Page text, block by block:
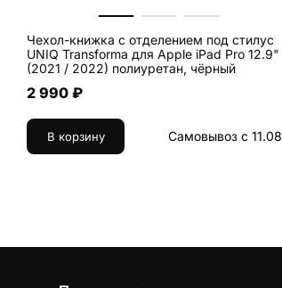
Чехол-книжка c отделением под стилус
UNIQ Transforma для Apple iPad Pro 12.9"
(2021 / 2022) полиуретан, чёрный
2 990 ₽
В корзину Самовывоз с 11.08